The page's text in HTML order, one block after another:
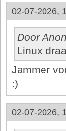
02-07-2026,
Door
Linux
Jammer
:)
02-07-2026,